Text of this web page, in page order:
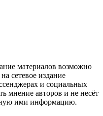
материалов возможно
сетевое издание
и социальных
мнение авторов и не несёт
ими информацию.